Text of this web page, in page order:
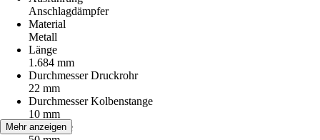
Anschlagdämpfer
Material
Metall
Länge
1.684 mm
Durchmesser Druckrohr
22 mm
Durchmesser Kolbenstange
10 mm
Hublänge
Mehr anzeigen